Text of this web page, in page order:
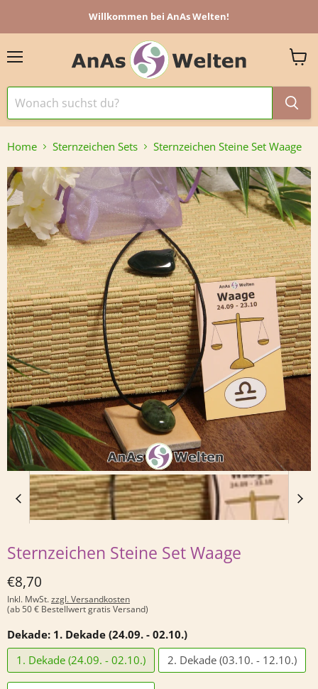
Willkommen bei AnAs Welten!
Home Sternzeichen Sets Sternzeichen Steine Set Waage
Sternzeichen Steine Set Waage
Derzeitiger Preis
€8,70
Inkl. MwSt.zzgl. Versandkosten
(ab 50 € Bestellwert gratis Versand)
Dekade: 1. Dekade (24.09. - 02.10.)
1. Dekade (24.09. - 02.10.)
2. Dekade (03.10. - 12.10.)